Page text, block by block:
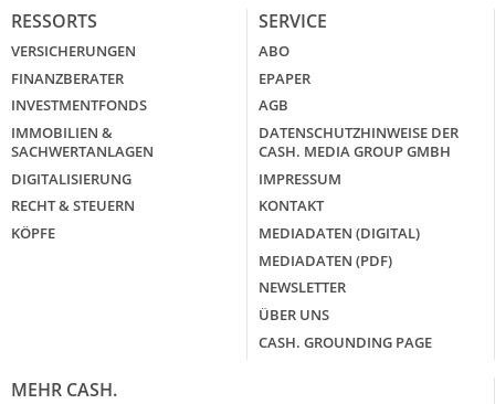
RESSORTS
VERSICHERUNGEN
FINANZBERATER
INVESTMENTFONDS
IMMOBILIEN &
SACHWERTANLAGEN
DIGITALISIERUNG
RECHT & STEUERN
KÖPFE
SERVICE
ABO
EPAPER
AGB
DATENSCHUTZHINWEISE DER
CASH. MEDIA GROUP GMBH
IMPRESSUM
KONTAKT
MEDIADATEN (DIGITAL)
MEDIADATEN (PDF)
NEWSLETTER
ÜBER UNS
CASH. GROUNDING PAGE
MEHR CASH.